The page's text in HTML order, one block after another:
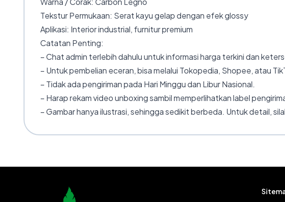
Tekstur Permukaan: Serat kayu gelap dengan efek glossy
Aplikasi: Interior industrial, furnitur premium
Catatan Penting:
– Chat admin terlebih dahulu untuk informasi harga terkini dan
– Untuk pembelian eceran, bisa melalui Tokopedia, Shopee, atau
– Tidak ada pengiriman pada Hari Minggu dan Libur Nasional.
– Harap rekam video unboxing sambil memperlihatkan label
– Gambar hanya ilustrasi, sehingga sedikit berbeda. Untuk detail,